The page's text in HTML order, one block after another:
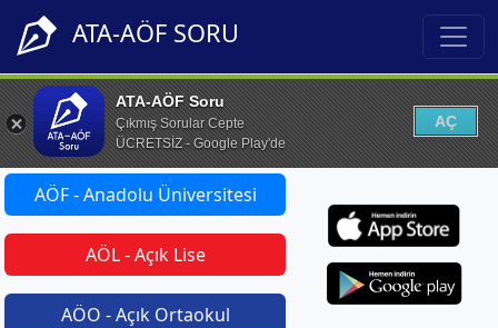
ATA-AÖF SORU
ATA-AÖF Soru
Çıkmış Sorular Cepte
ÜCRETSİZ - Google Play'de
AÇ
AÖF - Anadolu Üniversitesi
AÖL - Açık Lise
AÖO - Açık Ortaokul